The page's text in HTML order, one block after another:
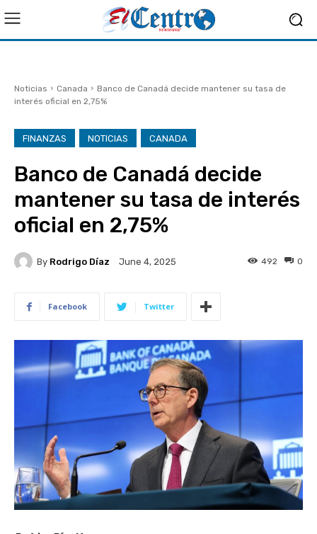
Noticias Canada
Banco de Canadá decide mantener su tasa de
interés oficial en 2,75%
FINANZAS NOTICIAS CANADA
Banco de Canadá decide
mantener su tasa de interés
oficial en 2,75%
By Rodrigo Díaz June 4, 2025 0
492
Facebook Twitter